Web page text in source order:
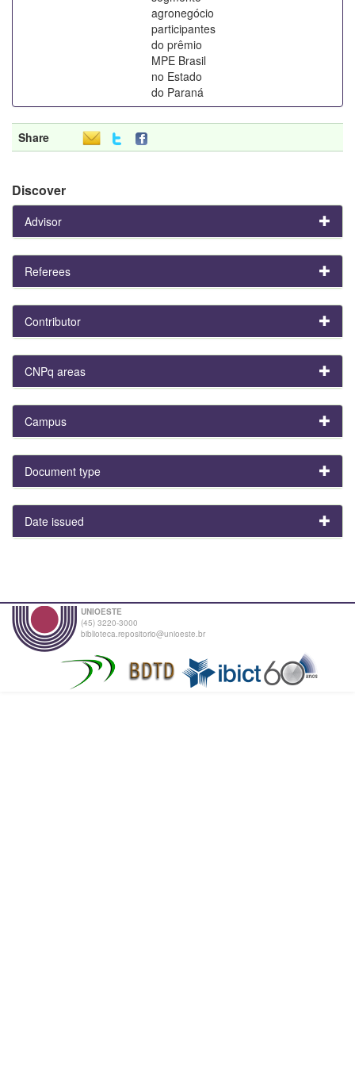
agronegócio
participantes
do prêmio
MPE Brasil
no Estado
do Paraná
Share
Discover
Advisor
Referees
Contributor
CNPq areas
Campus
Document type
Date issued
UNIOESTE
(45) 3220-3000
biblioteca.repositorio@unioeste.br